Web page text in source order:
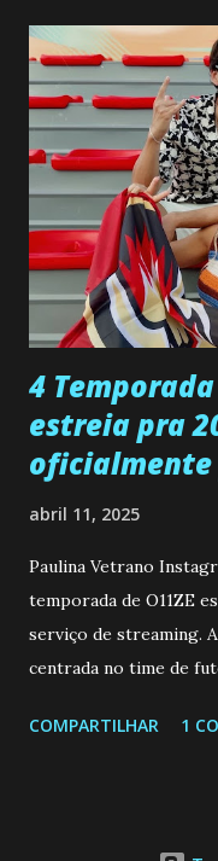
confessa a Gabriel
pessoa que ela tanto
entra no quarto de
encontro deles,
Paula sobre a suposta
Rogerio consegue se
desaparecimento de
ter sido vítima da
que a clínica
...
4 Temporada
estreia pra
oficialmente
abril 11, 2025
Paulina Vetrano
temporada de O11ZE
serviço de streaming.
centrada no time de
Brum (Dedé), que
COMPARTILHAR 1